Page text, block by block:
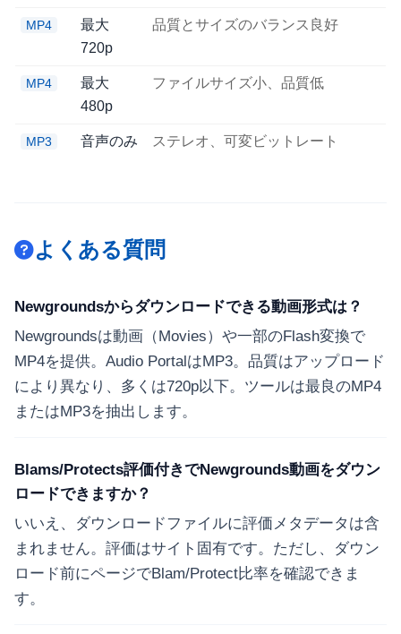
MP4
最大
720p
品質とサイズのバランス良好
MP4
最大
480p
ファイルサイズ小、品質低
MP3 音声のみ ステレオ、可変ビットレート
よくある質問
Newgroundsからダウンロードできる動画形式は？
Newgroundsは動画（Movies）や一部のFlash変換で
MP4を提供。Audio PortalはMP3。品質はアップロード
により異なり、多くは720p以下。ツールは最良のMP4
またはMP3を抽出します。
Blams/Protects評価付きでNewgrounds動画をダウン
ロードできますか？
いいえ、ダウンロードファイルに評価メタデータは含
まれません。評価はサイト固有です。ただし、ダウン
ロード前にページでBlam/Protect比率を確認できま
す。